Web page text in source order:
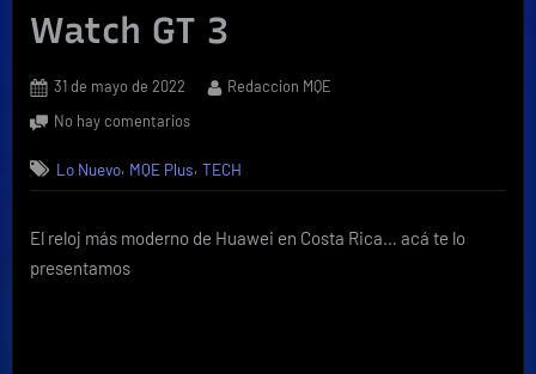
Watch GT 3
Posted
on
31 de mayo de 2022 By
Redaccion MQE
No hay comentariosen
REVIEW]
Huawei
GT
Lo Nuevo, MQE Plus,TECH
El reloj más moderno de Huawei en Costa Rica… acá te lo
presentamos